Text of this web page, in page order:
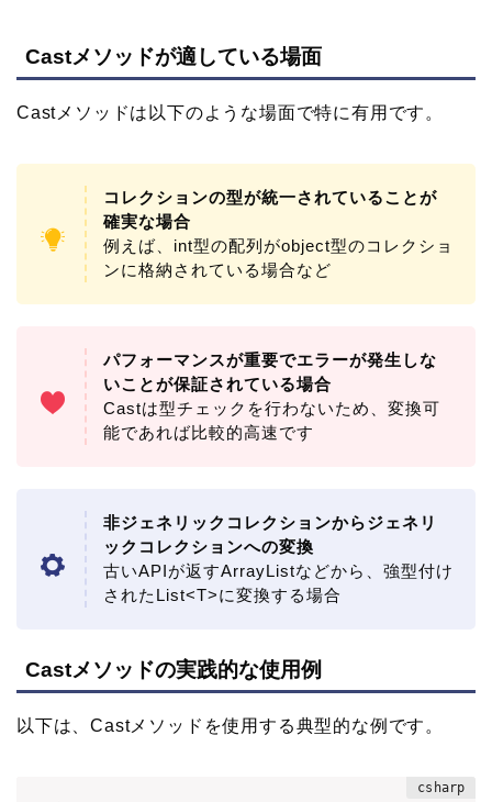
Castメソッドが適している場面
Castメソッドは以下のような場面で特に有用です。
コレクションの型が統一されていることが
確実な場合
例えば、int型の配列がobject型のコレクショ
ンに格納されている場合など
パフォーマンスが重要でエラーが発生しな
いことが保証されている場合
Castは型チェックを行わないため、変換可
能であれば比較的高速です
非ジェネリックコレクションからジェネリ
ックコレクションへの変換
古いAPIが返すArrayListなどから、強型付け
されたList<T>に変換する場合
Castメソッドの実践的な使用例
以下は、Castメソッドを使用する典型的な例です。